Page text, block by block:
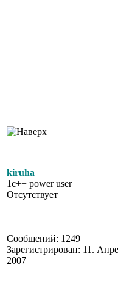
kiruha
1c++ power user
Отсутствует
Сообщений: 1249
Зарегистрирован: 11.
2007